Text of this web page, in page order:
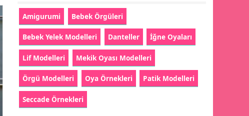
Amigurumi Bebek Örgüleri
Bebek Yelek Modelleri Danteller İğne Oyaları
Lif Modelleri Mekik Oyası Modelleri
Örgü Modelleri Oya Örnekleri Patik Modelleri
Seccade Örnekleri